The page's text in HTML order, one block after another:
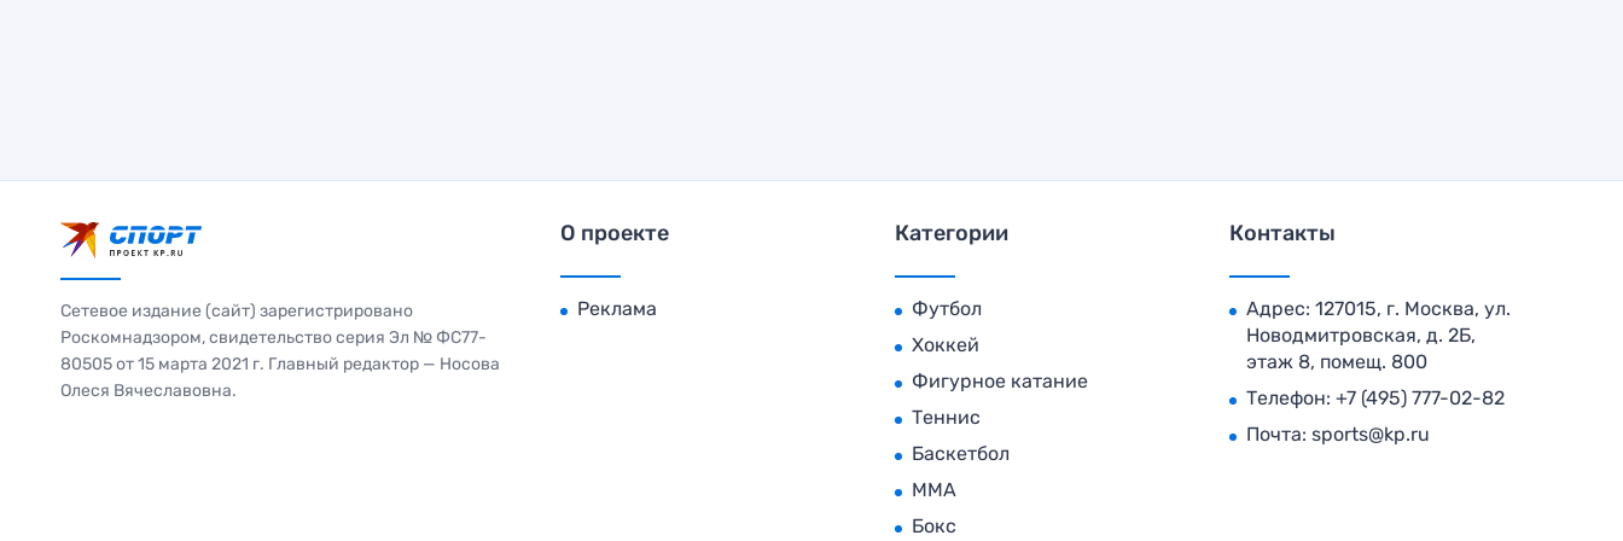
Сетевое издание (сайт) зарегистрировано
Роскомнадзором, свидетельство серия Эл № ФС77-
80505 от 15 марта 2021 г. Главный редактор — Носова
Олеся Вячеславовна.
О проекте
Реклама
Категории
Футбол
Хоккей
Фигурное катание
Теннис
Баскетбол
MMA
Бокс
Контакты
Адрес: 127015, г. Москва, ул.
Новодмитровская, д. 2Б,
этаж 8, помещ. 800
Телефон: +7 (495) 777-02-82
Почта: sports@kp.ru